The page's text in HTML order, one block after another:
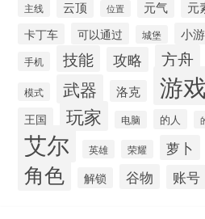
主线 云顶 位置 元气 元
卡丁车
可以通过 城堡 小
手机 技能 攻略 方舟
模式 武器 洛克 游戏
王国 玩家 电脑 的人
艾尔 英雄 荣耀 萝卜
角色 解锁 谷物 账号